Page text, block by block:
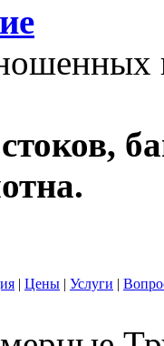
| Цены | Услуги |